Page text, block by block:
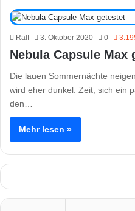
Ralf 3. Oktober 2020 0
Nebula Capsule Max
Die lauen Sommernächte
wird eher dunkel. Zeit, sich ein
den…
Mehr lesen »